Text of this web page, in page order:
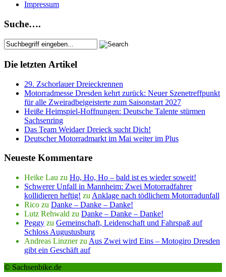
Impressum
Suche….
Die letzten Artikel
29. Zschorlauer Dreieckrennen
Motorradmesse Dresden kehrt zurück: Neuer Szenetreffpunkt
für alle Zweiradbeigeisterte zum Saisonstart 2027
Heiße Heimspiel-Hoffnungen: Deutsche Talente stürmen
Sachsenring
Das Team Weidaer Dreieck sucht Dich!
Deutscher Motorradmarkt im Mai weiter im Plus
Neueste Kommentare
Heike Lau zu Ho, Ho, Ho – bald ist es wieder soweit!
Schwerer Unfall in Mannheim: Zwei Motorradfahrer
kollidieren heftig! zu Anklage nach tödlichem Motorradunfall
Rico zu Danke – Danke – Danke!
Lutz Rehwald zu Danke – Danke – Danke!
Peggy zu Gemeinschaft, Leidenschaft und Fahrspaß auf
Schloss Augustusburg
Andreas Linznerzu Aus Zwei wird Eins – Motogiro Dresden
gibt ein Geschäft auf
© Sachsenbike.de